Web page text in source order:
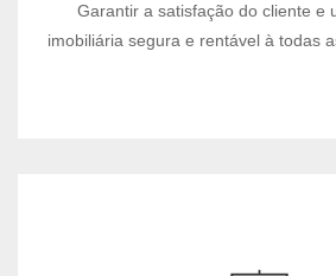
Garantir a satisfação do cliente e
imobiliária segura e rentável à todas